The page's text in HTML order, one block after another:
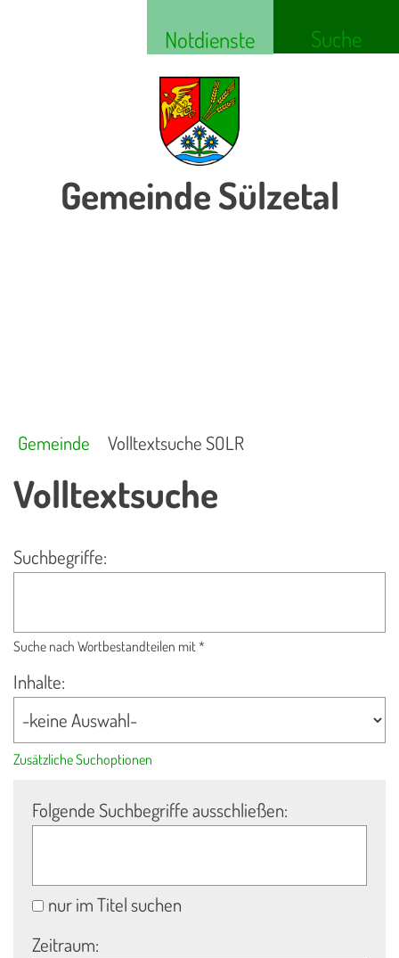
Notdienste Suche
Gemeinde Sülzetal
Gemeinde Volltextsuche SOLR
Volltextsuche
Suchbegriffe:
Suche nach Wortbestandteilen mit *
Inhalte:
Zusätzliche Suchoptionen
Folgende Suchbegriffe ausschließen:
nur im Titel suchen
Zeitraum: